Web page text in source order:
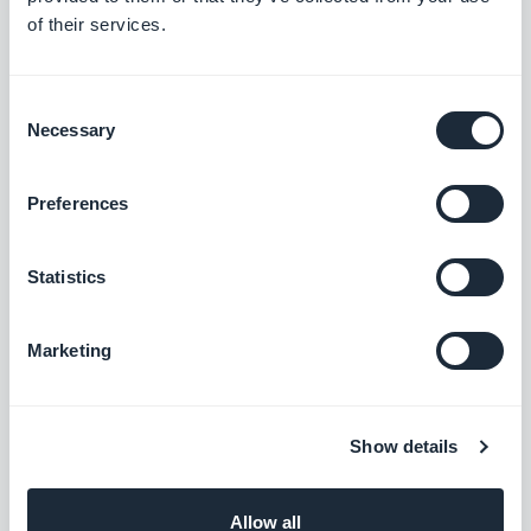
of their services.
Selection
Necessary
Preferences
Statistics
Marketing
Show details
Allow all
Gennemgang af appen